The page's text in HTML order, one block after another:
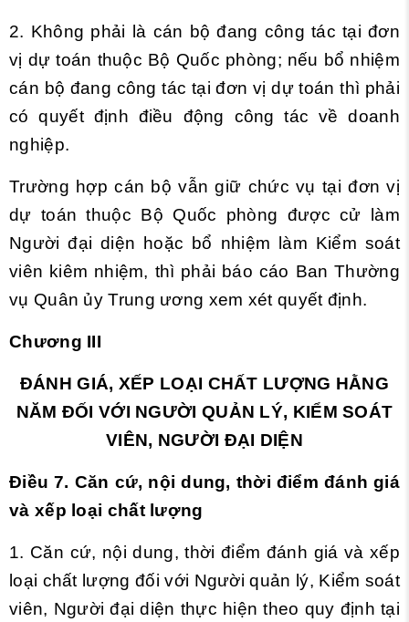
2. Không phải là cán bộ đang công tác tại đơn
vị dự toán thuộc Bộ Quốc phòng; nếu bổ nhiệm
cán bộ đang công tác tại đơn vị dự toán thì phải
có quyết định điều động công tác về doanh
nghiệp.
Trường hợp cán bộ vẫn giữ chức vụ tại đơn vị
dự toán thuộc Bộ Quốc phòng được cử làm
Người đại diện hoặc bổ nhiệm làm Kiểm soát
viên kiêm nhiệm, thì phải báo cáo Ban Thường
vụ Quân ủy Trung ương xem xét quyết định.
Chương III
ĐÁNH GIÁ, XẾP LOẠI CHẤT LƯỢNG HẰNG
NĂM ĐỐI VỚI NGƯỜI QUẢN LÝ, KIỂM SOÁT
VIÊN, NGƯỜI ĐẠI DIỆN
Điều 7. Căn cứ, nội dung, thời điểm đánh giá
và xếp loại chất lượng
1. Căn cứ, nội dung, thời điểm đánh giá và xếp
loại chất lượng đối với Người quản lý, Kiểm soát
viên, Người đại diện thực hiện theo quy định tại